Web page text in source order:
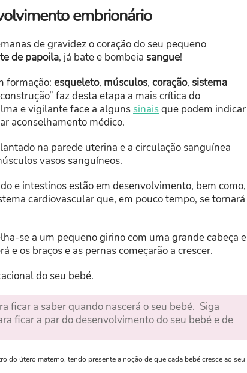
embrionário
de gravidez o coração do seu pequeno
de papoila, já bate e bombeia sangue!
formação: esqueleto, músculos, coração, sistema
faz desta etapa a mais crítica do
e vigilante face a alguns sinaisque podem indicar
aconselhamento médico.
na parede uterina e a circulação sanguínea
vasos sanguíneos.
e intestinos estão em desenvolvimento, bem como,
cardiovascular que, em pouco tempo, se tornará
se a um pequeno girino com uma grande cabeça e
e os braços e as pernas começarão a crescer.
do seu bebé.
ficar a saber quando nascerá o seu bebé. Siga
ficar a par do desenvolvimento do seu bebé e de
do útero materno, tendo presente a noção de que cada bebé cresce ao seu